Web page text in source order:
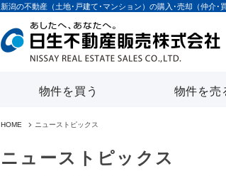
新潟の不動産（土地･戸建て･マンション）の購入･売却（仲介･
物件を買う 物件を売
HOME ニューストピックス
ニューストピックス